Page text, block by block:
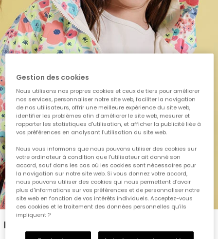
1 2 3 4 5
Parka fille tissu technique imprimé fleurs
Gestion des cookies
Nous utilisons nos propres cookies et ceux de tiers pour améliorer
nos services, personnaliser notre site web, faciliter la navigation
de nos utilisateurs, offrir une meilleure expérience du site web,
identifier les problèmes afin d'améliorer le site web, mesurer et
rapporter les statistiques d'utilisation, et afficher la publicité liée à
vos préférences en analysant l'utilisation du site web.
Nous vous informons que nous pouvons utiliser des cookies sur
votre ordinateur à condition que l'utilisateur ait donné son
accord, sauf dans les cas où les cookies sont nécessaires pour
la navigation sur notre site web. Si vous donnez votre accord,
nous pouvons utiliser des cookies qui nous permettent d'avoir
plus d'informations sur vos préférences et de personnaliser notre
site web en fonction de vos intérêts individuels. Acceptez-vous
ces cookies et le traitement des données personnelles qu'ils
impliquent ?